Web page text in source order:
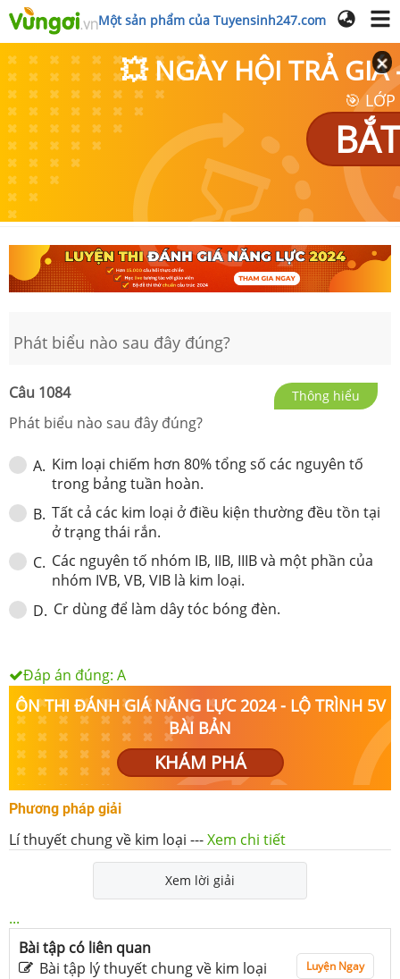
Một sản phẩm của Tuyensinh247.com
💥 NGÀY HỘI TRẢ GIÁ
🎯
Phát biểu nào sau đây đúng?
Câu 1084 Thông hiểu
Phát biểu nào sau đây đúng?
A. Kim loại chiếm hơn 80% tổng số các nguyên tố
trong bảng tuần hoàn.
B. Tất cả các kim loại ở điều kiện thường đều tồn tại
ở trạng thái rắn.
C. Các nguyên tố nhóm IB, IIB, IIIB và một phần của
nhóm IVB, VB, VIB là kim loại.
D. Cr dùng để làm dây tóc bóng đèn.
Đáp án đúng: A
ÔN THI ĐÁNH GIÁ NĂNG LỰC 2024 - LỘ TRÌNH 5V
BÀI BẢN
KHÁM PHÁ
Phương pháp giải
Lí thuyết chung về kim loại ---Xem chi tiết
Xem lời giải
...
Bài tập có liên quan
Bài tập lý thuyết chung về kim loại
Luyện Ngay